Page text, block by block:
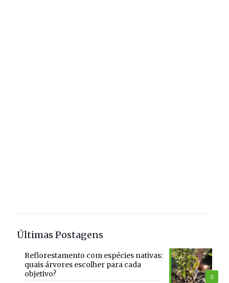
Últimas Postagens
0
Reflorestamento com espécies nativas:
quais árvores escolher para cada
objetivo?